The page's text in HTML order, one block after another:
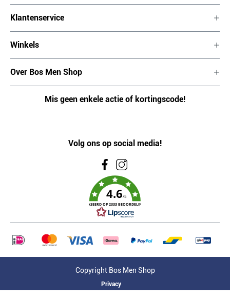
Klantenservice
Winkels
Over Bos Men Shop
Mis geen enkele actie of kortingscode!
Volg ons op social media!
4.6/5
GEBASEERD OP 2333 BEOORDELINGEN
Copyright Bos Men Shop
Privacy